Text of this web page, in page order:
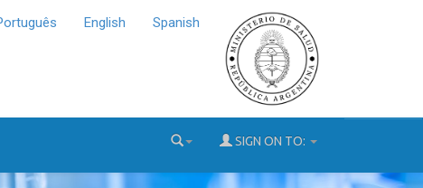
English Spanish
SIGN ON TO: